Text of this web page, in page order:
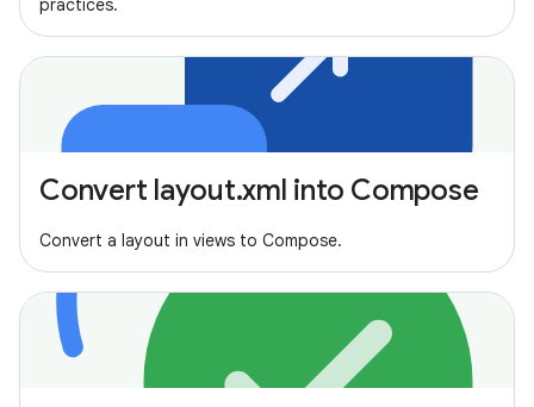
practices.
Convert layout.xml into Compose
Convert a layout in views to Compose.